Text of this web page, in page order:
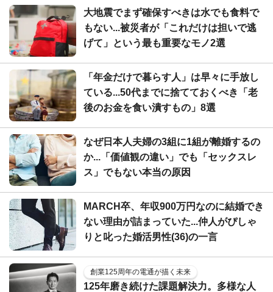
大地震でまず確保すべきは水でも食料で
もない...被災者が「これだけは担いで逃
げて」という最も重要なモノ2選
「年金だけで暮らす人」は早々に手放し
ている...50代までに捨てておくべき「老
後のお金を食い潰すもの」8選
なぜ日本人夫婦の3組に1組が離婚するの
か...「価値観の違い」でも「セックスレ
ス」でもない本当の原因
MARCH卒、年収900万円なのに結婚でき
ない理由が詰まっていた...仲人がぴしゃ
りと叱った婚活男性(36)の一言
創業125周年の電通が描く未来
125年磨き続けた課題解決力。多様な人